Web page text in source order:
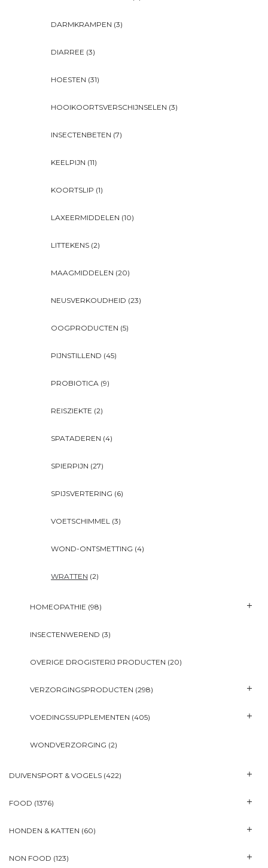
DARMKRAMPEN (3)
DIARREE (3)
HOESTEN (31)
HOOIKOORTSVERSCHIJNSELEN (3)
INSECTENBETEN (7)
KEELPIJN (11)
KOORTSLIP (1)
LAXEERMIDDELEN (10)
LITTEKENS (2)
MAAGMIDDELEN (20)
NEUSVERKOUDHEID (23)
OOGPRODUCTEN (5)
PIJNSTILLEND (45)
PROBIOTICA (9)
REISZIEKTE (2)
SPATADEREN (4)
SPIERPIJN (27)
SPIJSVERTERING (6)
VOETSCHIMMEL (3)
WOND-ONTSMETTING (4)
WRATTEN (2)
HOMEOPATHIE (98)
INSECTENWEREND (3)
OVERIGE DROGISTERIJ PRODUCTEN (20)
VERZORGINGSPRODUCTEN (298)
VOEDINGSSUPPLEMENTEN (405)
WONDVERZORGING (2)
DUIVENSPORT & VOGELS (422)
FOOD (1376)
HONDEN & KATTEN (60)
NON FOOD (123)